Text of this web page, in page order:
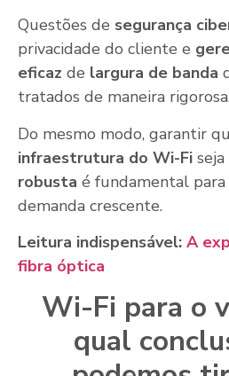
Questões de segurança
privacidade do cliente e
eficaz de largura de banda
tratados de maneira
Do mesmo modo, garantir
infraestrutura do Wi-Fi seja
robusta é fundamental
demanda crescente.
Leitura indispensável: A
fibra óptica
Wi-Fi para o
qual